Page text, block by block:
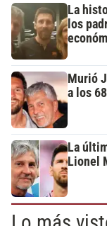
La
los
Murió
a los
La
Lionel